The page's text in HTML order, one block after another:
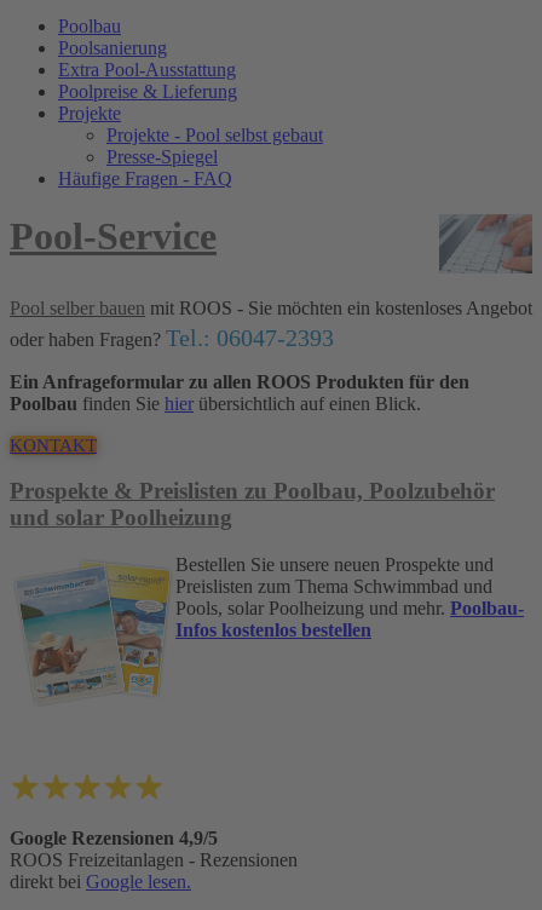
Poolbau
Poolsanierung
Extra Pool-Ausstattung
Poolpreise & Lieferung
Projekte
Projekte - Pool selbst gebaut
Presse-Spiegel
Häufige Fragen - FAQ
Pool-Service
Pool selber bauen mit ROOS - Sie möchten ein kostenloses Angebot
oder haben Fragen? Tel.: 06047-2393
Ein Anfrageformular zu allen ROOS Produkten für den
Poolbau finden Sie hier übersichtlich auf einen Blick.
KONTAKT
Prospekte & Preislisten zu Poolbau, Poolzubehör
und solar Poolheizung
Bestellen Sie unsere neuen Prospekte und
Preislisten zum Thema Schwimmbad und
Pools, solar Poolheizung und mehr. Poolbau-
Infos kostenlos bestellen
Google Rezensionen 4,9/5
ROOS Freizeitanlagen - Rezensionen
direkt bei Google lesen.